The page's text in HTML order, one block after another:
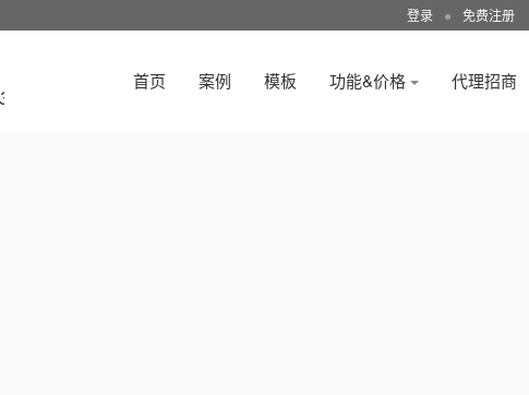
登录 ● 免费注册
首页 案例 模板 功能&价格 代理招商